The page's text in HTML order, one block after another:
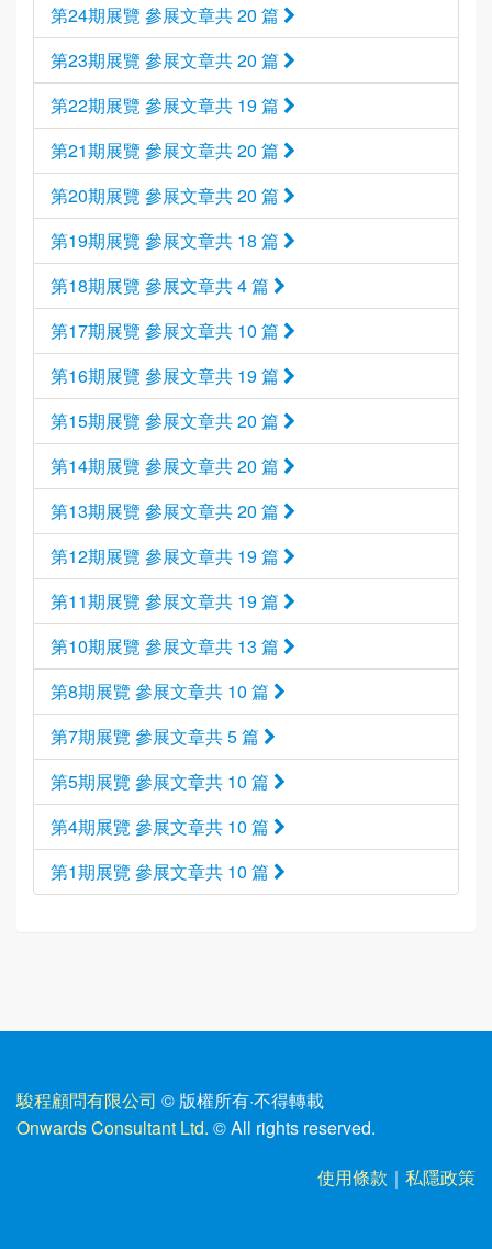
第24期展覽 參展文章共 20 篇
第23期展覽 參展文章共 20 篇
第22期展覽 參展文章共 19 篇
第21期展覽 參展文章共 20 篇
第20期展覽 參展文章共 20 篇
第19期展覽 參展文章共 18 篇
第18期展覽 參展文章共 4 篇
第17期展覽 參展文章共 10 篇
第16期展覽 參展文章共 19 篇
第15期展覽 參展文章共 20 篇
第14期展覽 參展文章共 20 篇
第13期展覽 參展文章共 20 篇
第12期展覽 參展文章共 19 篇
第11期展覽 參展文章共 19 篇
第10期展覽 參展文章共 13 篇
第8期展覽 參展文章共 10 篇
第7期展覽 參展文章共 5 篇
第5期展覽 參展文章共 10 篇
第4期展覽 參展文章共 10 篇
第1期展覽 參展文章共 10 篇
駿程顧問有限公司 © 版權所有·不得轉載
Onwards Consultant Ltd. © All rights reserved.
使用條款 ｜ 私隱政策